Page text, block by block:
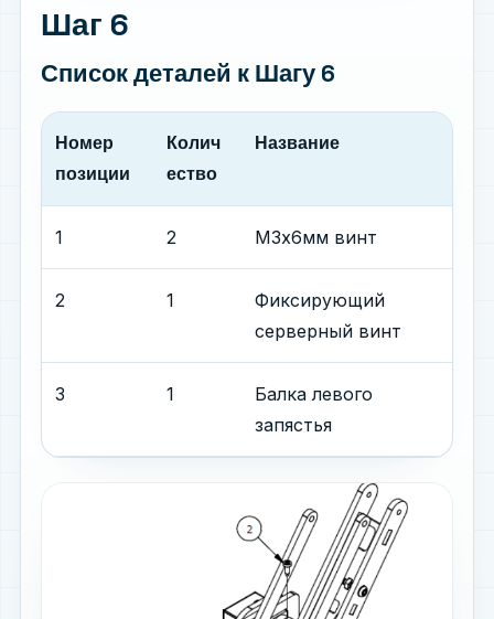
Шаг 6
Список деталей к Шагу 6
Номер
позиции
Колич
ество
Название
1 2 М3x6мм винт
2 1
Фиксирующий
серверный винт
3 1
Балка левого
запястья